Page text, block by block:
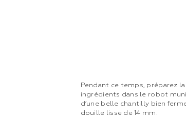
Pendant ce temps, préparez
ingrédients dans le robot
d’une belle chantilly bien
douille lisse de 14 mm.